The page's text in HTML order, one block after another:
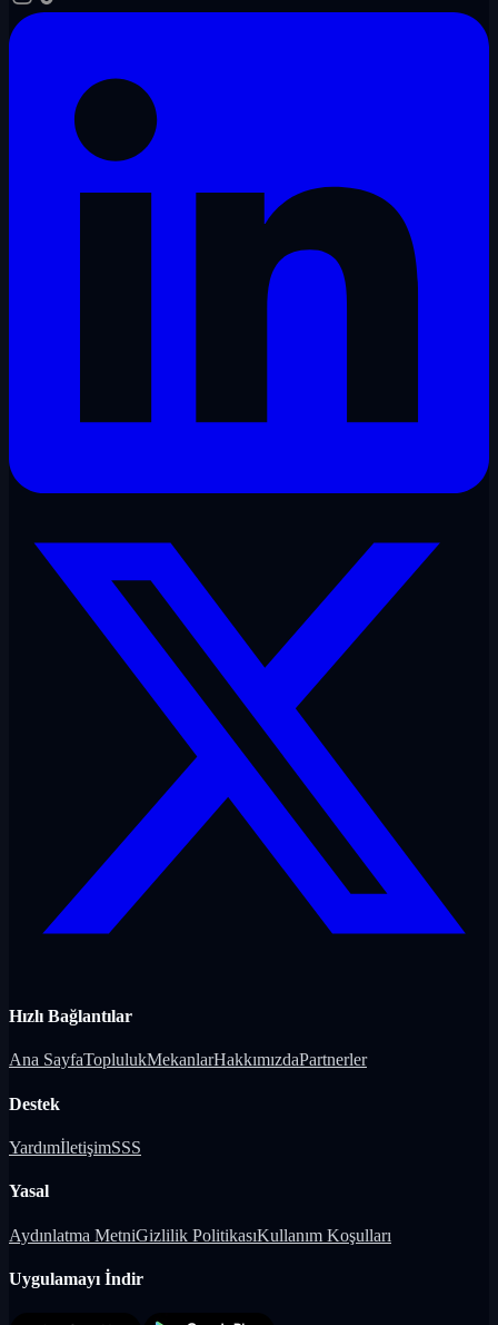
Hızlı Bağlantılar
Ana SayfaToplulukMekanlarHakkımızdaPartnerler
Destek
YardımİletişimSSS
Yasal
Aydınlatma MetniGizlilik PolitikasıKullanım Koşulları
Uygulamayı İndir